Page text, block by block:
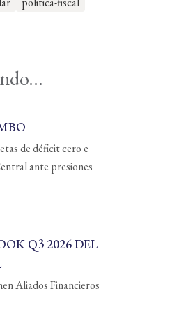
de déficit cero e
ante presiones
Q3 2026 DEL
Aliados Financieros